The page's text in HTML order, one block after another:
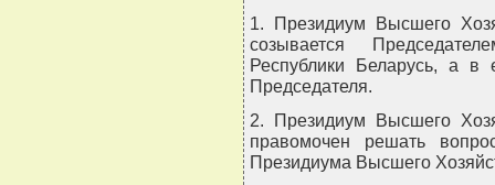
1. Президиум Высшего
созывается
Республики Беларусь, а в
Председателя.
2. Президиум Высшего
правомочен решать
Президиума Высшего